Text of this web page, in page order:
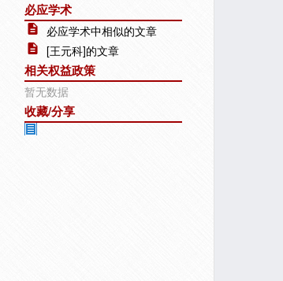
必应学术
必应学术中相似的文章
[王元科]的文章
相关权益政策
暂无数据
收藏/分享